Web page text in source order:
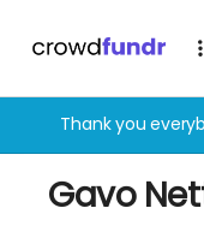
Thank you
Gavo